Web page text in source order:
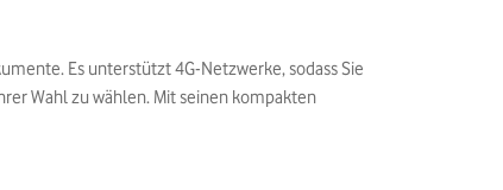
Es unterstützt 4G-Netzwerke, sodass Sie
Wahl zu wählen. Mit seinen kompakten